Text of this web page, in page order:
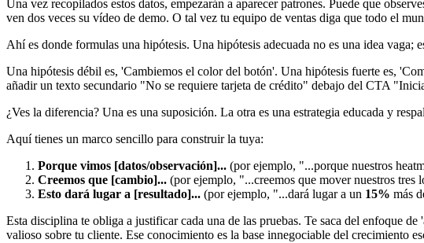
Una vez recopilados estos datos, empezarán a aparecer patrones. Puede que
ven dos veces su vídeo de demo. O tal vez tu equipo de ventas diga que todo el
Ahí es donde formulas una hipótesis. Una hipótesis adecuada no es una idea
Una hipótesis débil es, 'Cambiemos el color del botón'. Una hipótesis fuerte es,
añadir un texto secundario "No se requiere tarjeta de crédito" debajo del CTA
¿Ves la diferencia? Una es una suposición. La otra es una estrategia educada y
Aquí tienes un marco sencillo para construir la tuya:
Porque vimos [datos/observación]... (por ejemplo, "...porque nuestros
Creemos que [cambio]... (por ejemplo, "...creemos que mover nuestros
Esto dará lugar a [resultado]... (por ejemplo, "...dará lugar a un 15% más
Esta disciplina te obliga a justificar cada una de las pruebas. Te saca del enfoque
valioso sobre tu cliente. Ese conocimiento es la base innegociable del crecimiento